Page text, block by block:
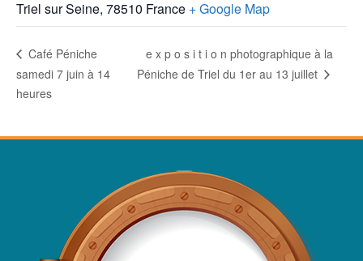
Triel sur Seine, 78510 France + Google Map
Café Péniche
samedi 7 juin à 14
heures
e x p o s i t i o n photographique à la
Péniche de Triel du 1er au 13 juillet